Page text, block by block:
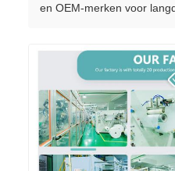
en OEM-merken voor